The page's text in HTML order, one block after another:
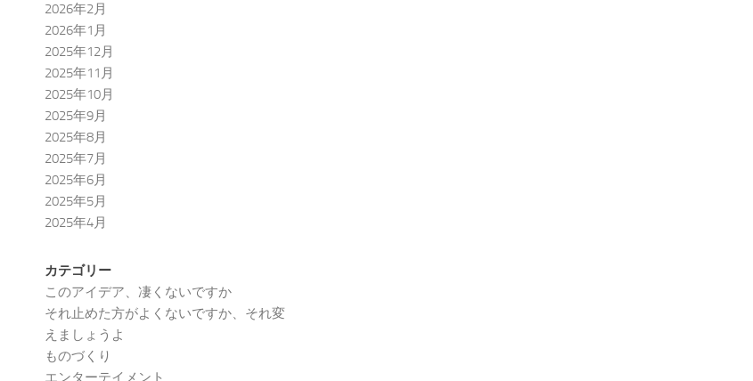
2026年2月
2026年1月
2025年12月
2025年11月
2025年10月
2025年9月
2025年8月
2025年7月
2025年6月
2025年5月
2025年4月
カテゴリー
このアイデア、凄くないですか
それ止めた方がよくないですか、それ変
えましょうよ
ものづくり
エンターテイメント